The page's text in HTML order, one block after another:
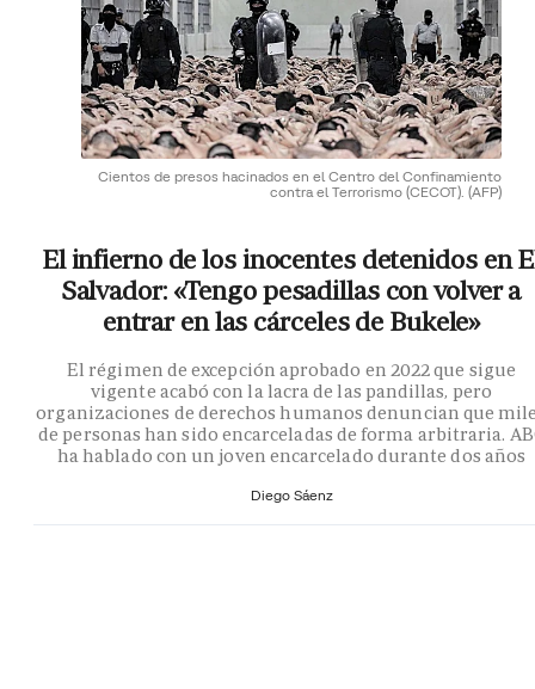
Cientos de presos hacinados en el Centro del Confinamiento
contra el Terrorismo (CECOT). (AFP)
El infierno de los inocentes detenidos en
Salvador: «Tengo pesadillas con volver a
entrar en las cárceles de Bukele»
El régimen de excepción aprobado en 2022 que sigue
vigente acabó con la lacra de las pandillas, pero
organizaciones de derechos humanos denuncian que
de personas han sido encarceladas de forma arbitraria.
ha hablado con un joven encarcelado durante dos años
Diego Sáenz